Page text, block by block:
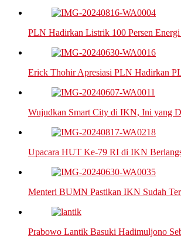
PLN Hadirkan Listrik 100 Persen
Erick Thohir Apresiasi PLN Hadirkan
Wujudkan Smart City di IKN, Ini yang
Upacara HUT Ke-79 RI di IKN
Menteri BUMN Pastikan IKN Sudah
Prabowo Lantik Basuki Hadimuljono